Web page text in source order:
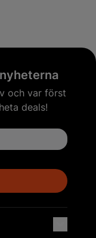
och var först
deals!